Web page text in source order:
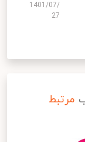
1401/07/
27
مرتبط